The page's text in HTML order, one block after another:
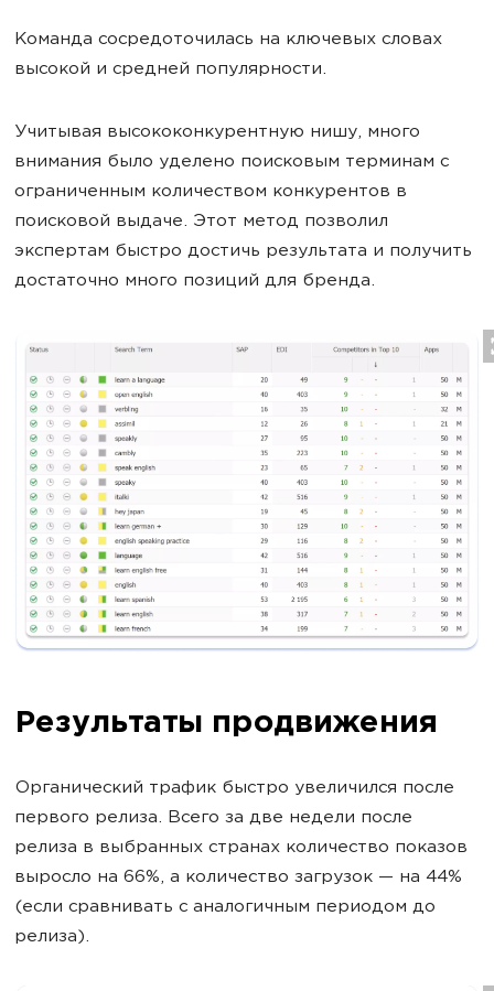
Команда сосредоточилась на ключевых словах
высокой и средней популярности.
Учитывая высококонкурентную нишу, много
внимания было уделено поисковым терминам с
ограниченным количеством конкурентов в
поисковой выдаче. Этот метод позволил
экспертам быстро достичь результата и получить
достаточно много позиций для бренда.
Результаты продвижения
Органический трафик быстро увеличился после
первого релиза. Всего за две недели после
релиза в выбранных странах количество показов
выросло на 66%, а количество загрузок — на 44%
(если сравнивать с аналогичным периодом до
релиза).